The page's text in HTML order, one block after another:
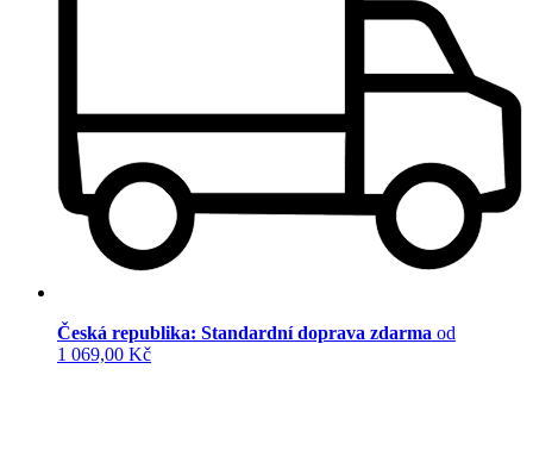
Česká republika: Standardní doprava zdarma od
1 069,00 Kč